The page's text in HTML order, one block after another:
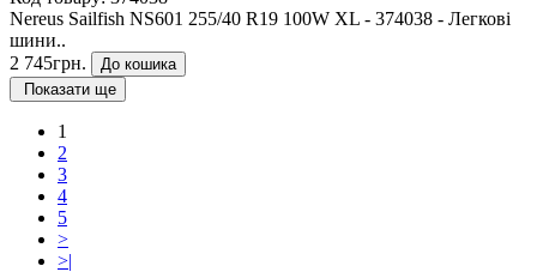
Nereus Sailfish NS601 255/40 R19 100W XL - 374038 - Легкові
шини..
2 745грн.
До кошика
Показати ще
1
2
3
4
5
>
>|